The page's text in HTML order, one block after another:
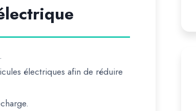
électriques afin de réduire
.